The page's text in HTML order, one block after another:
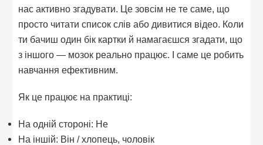
нас активно згадувати. Це зовсім не те саме, що
просто читати список слів або дивитися відео. Коли
ти бачиш один бік картки й намагаєшся згадати, що
з іншого — мозок реально працює. І саме це робить
навчання ефективним.
Як це працює на практиці:
На одній стороні: He
На іншій: Він / хлопець, чоловік